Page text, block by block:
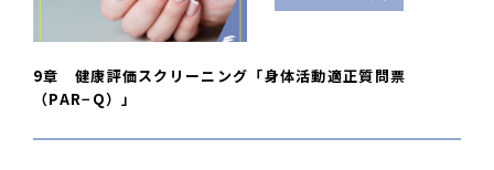
9章 健康評価スクリーニング「身体活動適正質問票
（PAR−Q）」